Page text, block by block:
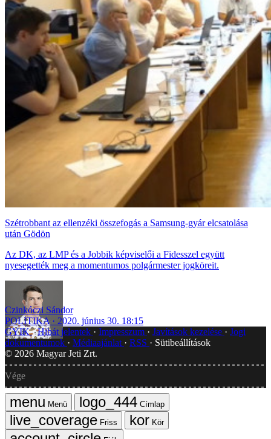
Szétrobbant az ellenzéki összefogás a Samsung-gyár elcsatolása
után Gödön
Az DK, az LMP és a Jobbik képviselői a Fidesszel együtt
nyesegették meg a momentumos polgármester jogköreit.
Czinkóczi Sándor
POLITIKA
2020. június 30. 18:15
GYIK Hibát jelentek Impresszum Javítások kezelése
Jogi
dokumentumok
Médiaajánlat RSS
Sütibeállítások
© 2026 Magyar Jeti Zrt.
Vége
Menü
Címlap
Friss
Kör